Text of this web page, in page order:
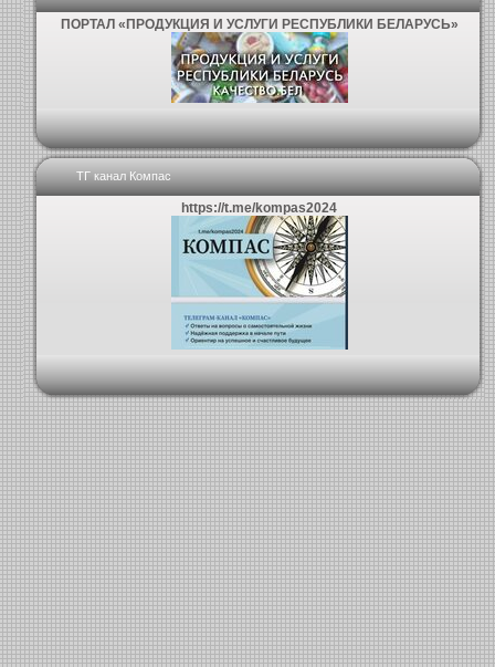
ПОРТАЛ «ПРОДУКЦИЯ И УСЛУГИ РЕСПУБЛИКИ БЕЛАРУСЬ»
ТГ канал Компас
https://t.me/kompas2024